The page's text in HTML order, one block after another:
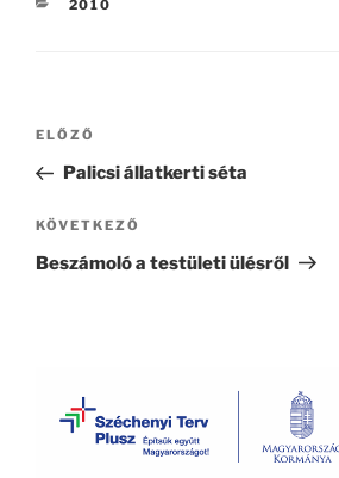
KATEGÓRIÁK
2010
Bejegyzés
Korábbi
bejegyzés
ELŐZŐ
Palicsi állatkerti séta
Következő
bejegyzés
KÖVETKEZŐ
Beszámoló a testületi ülésről